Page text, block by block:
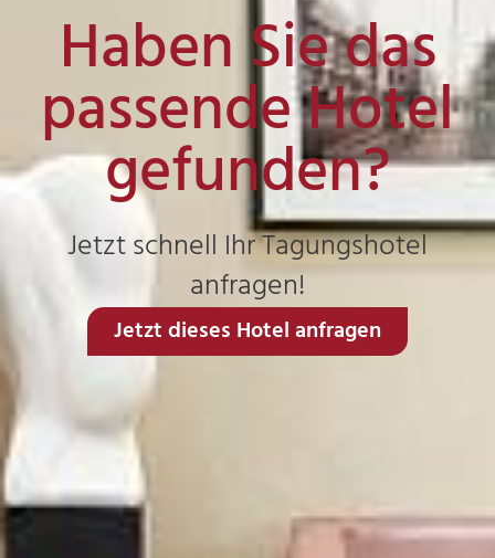
Haben Sie das
passende Hotel
gefunden?
Jetzt schnell Ihr Tagungshotel
anfragen!
Jetzt dieses Hotel anfragen